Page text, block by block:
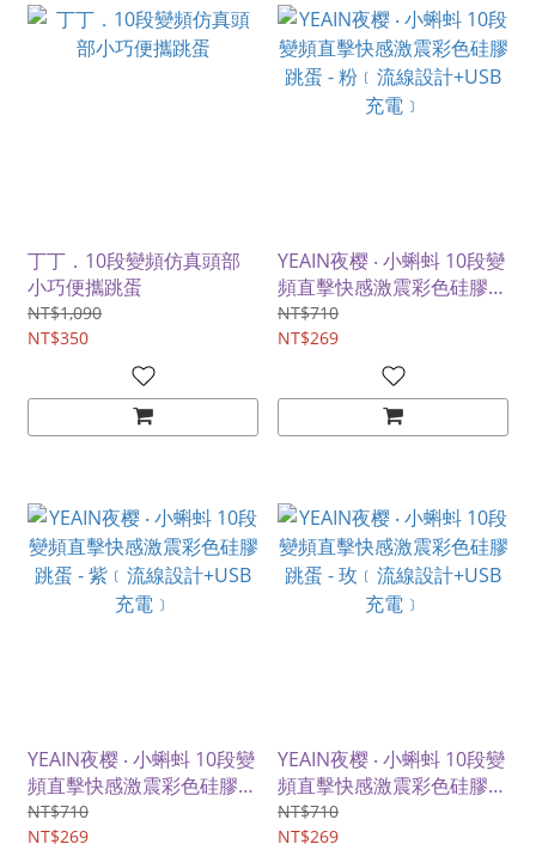
丁丁．10段變頻仿真頭部
小巧便攜跳蛋
NT$1,090
NT$350
YEAIN夜樱 ‧ 小蝌蚪 10段變
頻直擊快感激震彩色硅膠跳
蛋 - 粉﹝流線設計+USB充
電﹞
NT$710
NT$269
YEAIN夜樱 ‧ 小蝌蚪 10段變
頻直擊快感激震彩色硅膠跳
蛋 - 紫﹝流線設計+USB充
電﹞
NT$710
NT$269
YEAIN夜樱 ‧ 小蝌蚪 10段變
頻直擊快感激震彩色硅膠跳
蛋 - 玫﹝流線設計+USB充
電﹞
NT$710
NT$269